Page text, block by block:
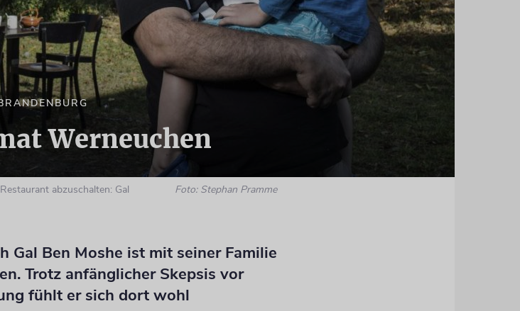
Werneuchen
abzuschalten: Gal
Foto: Stephan Pramme
Gal Ben Moshe ist mit seiner Familie
Trotz anfänglicher Skepsis vor
fühlt er sich dort wohl